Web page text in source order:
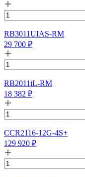
RB3011UIAS-RM
29 700 ₽
RB2011iL-RM
18 382 ₽
CCR2116-12G-4S+
129 920 ₽